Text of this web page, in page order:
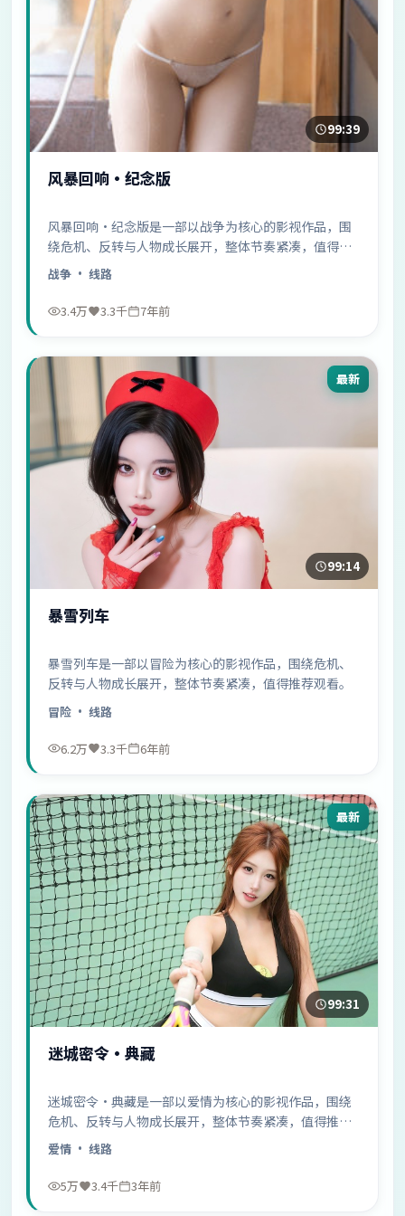
99:39
风暴回响·纪念版
风暴回响·纪念版是一部以战争为核心的影视作品，围
绕危机、反转与人物成长展开，整体节奏紧凑，值得推
荐观看。
战争 · 线路
3.4万 3.3千 7年前
最新
99:14
暴雪列车
暴雪列车是一部以冒险为核心的影视作品，围绕危机、
反转与人物成长展开，整体节奏紧凑，值得推荐观看。
冒险 · 线路
6.2万 3.3千 6年前
最新
99:31
迷城密令·典藏
迷城密令·典藏是一部以爱情为核心的影视作品，围绕
危机、反转与人物成长展开，整体节奏紧凑，值得推荐
观看。
爱情 · 线路
5万 3.4千 3年前